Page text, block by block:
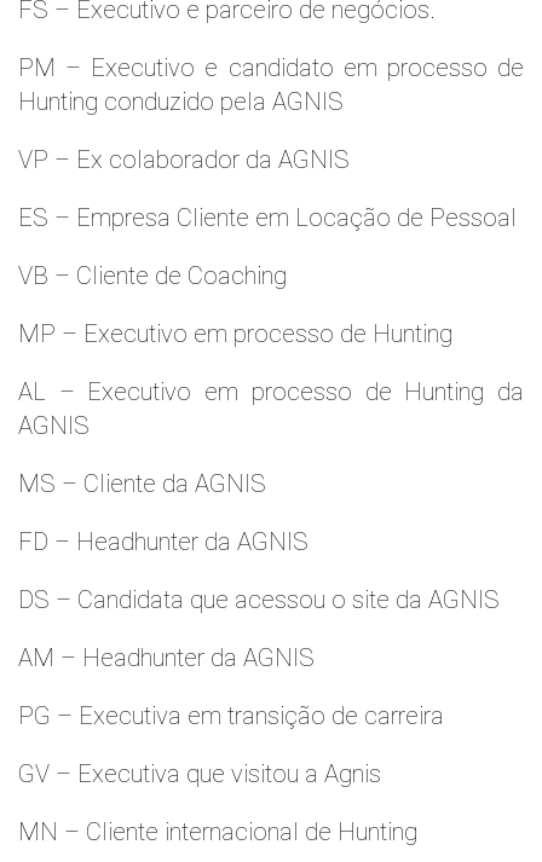
FS – Executivo e parceiro de negócios.
PM – Executivo e candidato em processo de
Hunting conduzido pela AGNIS
VP – Ex colaborador da AGNIS
ES – Empresa Cliente em Locação de Pessoal
VB – Cliente de Coaching
MP – Executivo em processo de Hunting
AL – Executivo em processo de Hunting da
AGNIS
MS – Cliente da AGNIS
FD – Headhunter da AGNIS
DS – Candidata que acessou o site da AGNIS
AM – Headhunter da AGNIS
PG – Executiva em transição de carreira
GV – Executiva que visitou a Agnis
MN – Cliente internacional de Hunting